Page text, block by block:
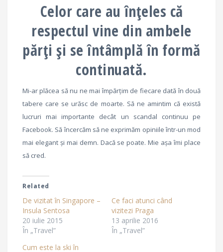
Celor care au înțeles că
respectul vine din ambele
părți și se întâmplă în formă
continuată.
Mi-ar plăcea să nu ne mai împărțim de fiecare dată în două
tabere care se urăsc de moarte. Să ne amintim că există
lucruri mai importante decât un scandal continuu pe
Facebook. Să încercăm să ne exprimăm opiniile într-un mod
mai elegant și mai demn. Dacă se poate. Mie așa îmi place
să cred.
Related
De vizitat în Singapore –
Insula Sentosa
20 iulie 2015
În „Travel”
Ce faci atunci când
vizitezi Praga
13 aprilie 2016
În „Travel”
Cum este la ski în